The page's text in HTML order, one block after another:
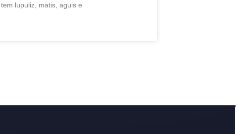
lupuliz, matis, aguis e